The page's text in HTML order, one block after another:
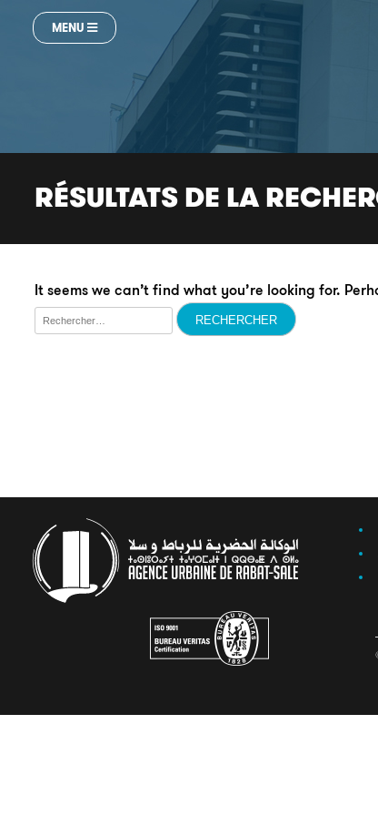
MENU
RÉSULTATS DE LA
It seems we can’t find what you’re looking for.
Rechercher :